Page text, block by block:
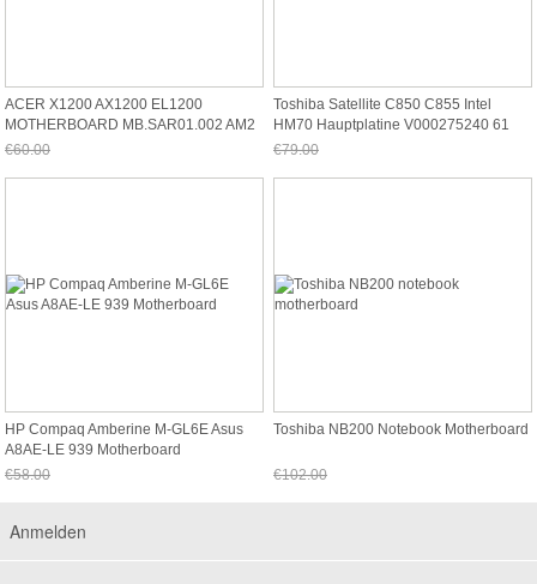
ACER X1200 AX1200 EL1200
MOTHERBOARD MB.SAR01.002 AM2
€60.00
Toshiba Satellite C850 C855 Intel
HM70 Hauptplatine V000275240 61
€79.00
HP Compaq Amberine M-GL6E Asus
A8AE-LE 939 Motherboard
€58.00
Toshiba NB200 Notebook Motherboard
€102.00
Anmelden